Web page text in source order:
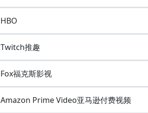
HBO
Twitch推趣
Fox福克斯影视
Amazon Prime Video亚马逊付费视频